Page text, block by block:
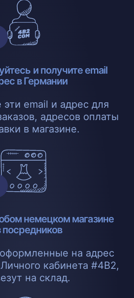
и получите email
в Германии
эти email и адрес для
адресов оплаты
в магазине.
немецком магазине
посредников
на адрес
кабинета #4B2,
на склад.